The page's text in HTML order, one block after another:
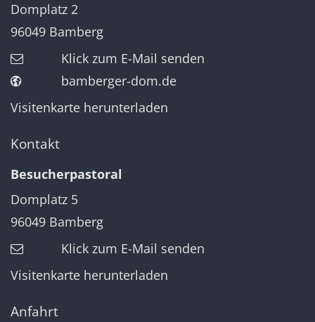
Domplatz 2
96049 Bamberg
Klick zum E-Mail senden
bamberger-dom.de
Visitenkarte herunterladen
Kontakt
Besucherpastoral
Domplatz 5
96049 Bamberg
Klick zum E-Mail senden
Visitenkarte herunterladen
Anfahrt